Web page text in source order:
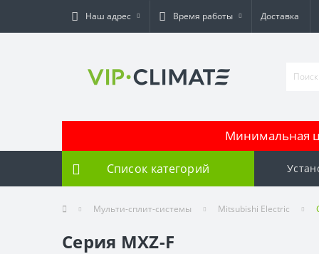
Наш адрес Время работы Доставка
Минимальная
Список категорий
Мульти-сплит-системы Mitsubishi Electric
Серия MXZ-F